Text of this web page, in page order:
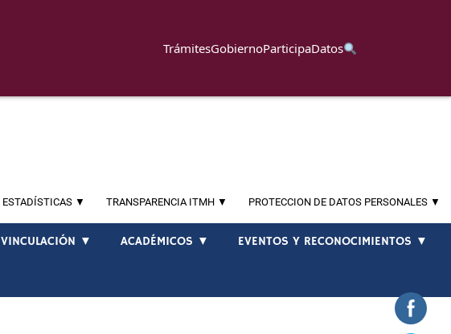
TrámitesGobiernoParticipaDatos
PROTECCION DE DATOS PERSONALES ▼
TRANSPARENCIA ITMH ▼
ESTADÍSTICAS ▼
VINCULACIÓN ▼ ACADÉMICOS ▼ EVENTOS Y RECONOCIMIENTOS ▼